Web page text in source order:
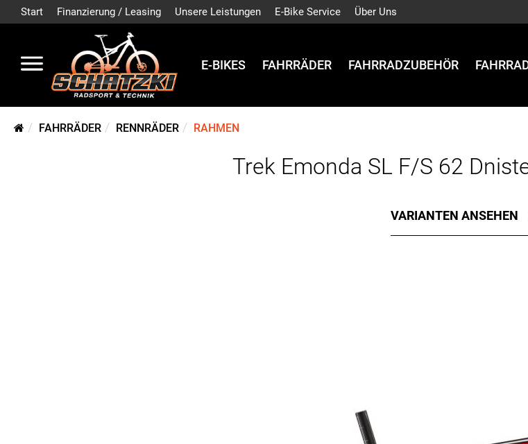
Start Finanzierung / Leasing Unsere Leistungen E-Bike Service Über Uns
E-BIKES FAHRRÄDER FAHRRADZUBEHÖR
FAHRRÄDER RENNRÄDER RAHMEN
Trek Emonda SL F/S 62
VARIANTEN ANSEHEN